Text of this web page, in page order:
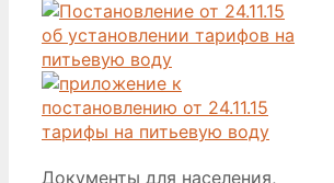
Рубрики
Документы для населения,